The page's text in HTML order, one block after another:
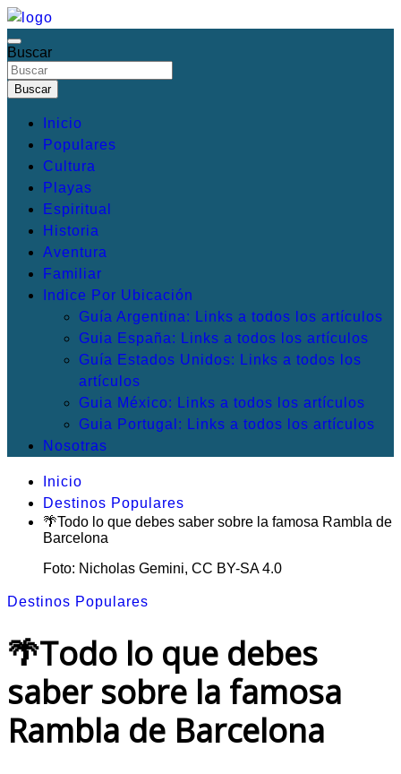
Saltar
al
contenido
Mis Destinos Favoritos
Irresistibles Destinos turísticos
Buscar
Buscar
Inicio
Populares
Cultura
Playas
Espiritual
Historia
Aventura
Familiar
Indice Por Ubicación
Guía Argentina: Links a todos los artículos
Guia España: Links a todos los artículos
Guía Estados Unidos: Links a todos los
artículos
Guia México: Links a todos los artículos
Guia Portugal: Links a todos los artículos
Nosotras
Inicio
Destinos Populares
🌴Todo lo que debes saber sobre la famosa Rambla de
Barcelona
Foto: Nicholas Gemini, CC BY-SA 4.0
Destinos Populares
🌴Todo lo que debes
saber sobre la famosa
Rambla de Barcelona